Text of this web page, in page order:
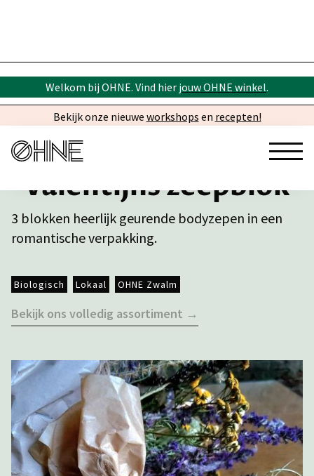
Welkom bij OHNE. Vind hier jouw OHNE winkel.
Bekijk onze nieuwe workshops en recepten!
Valentijns zeepblok
3 blokken heerlijk geurende bodyzepen in een
romantische verpakking.
Biologisch Lokaal OHNE Zwalm
Bekijk ons volledig assortiment →